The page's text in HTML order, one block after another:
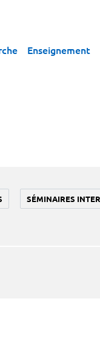
Enseignement
SÉMINAIRES